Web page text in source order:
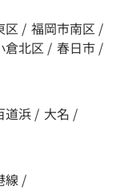
区 / 福岡市南区 /
倉北区 / 春日市 /
道浜 / 大名 /
線 /